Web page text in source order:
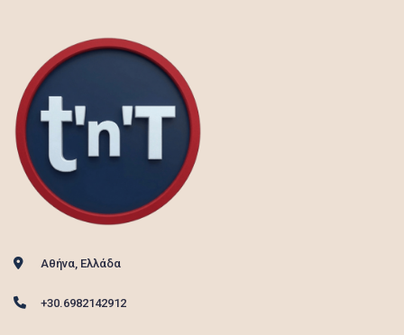
Αθήνα, Ελλάδα
+30.6982142912